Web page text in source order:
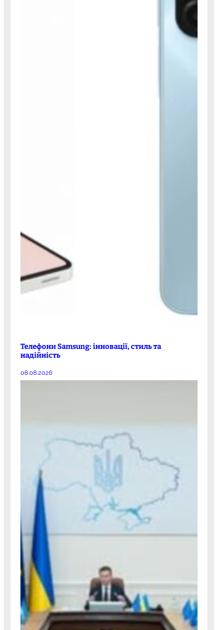
Телефони Samsung: інновації, стиль та
надійність
08.08.2026